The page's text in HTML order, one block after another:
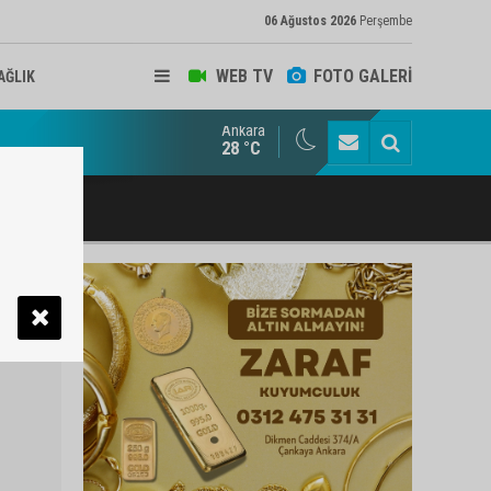
06 Ağustos 2026 Perşembe
WEB TV FOTO GALERİ
ve Arabulucu Rüstem Yiğit Ahizer'e ziyaretçi akını
Ankara
28 °C